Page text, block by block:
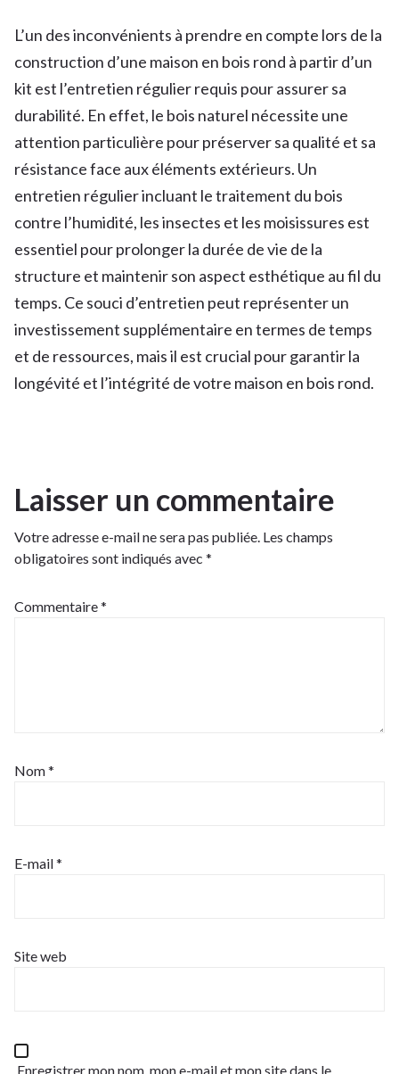
L’un des inconvénients à prendre en compte lors de la
construction d’une maison en bois rond à partir d’un
kit est l’entretien régulier requis pour assurer sa
durabilité. En effet, le bois naturel nécessite une
attention particulière pour préserver sa qualité et sa
résistance face aux éléments extérieurs. Un
entretien régulier incluant le traitement du bois
contre l’humidité, les insectes et les moisissures est
essentiel pour prolonger la durée de vie de la
structure et maintenir son aspect esthétique au fil du
temps. Ce souci d’entretien peut représenter un
investissement supplémentaire en termes de temps
et de ressources, mais il est crucial pour garantir la
longévité et l’intégrité de votre maison en bois rond.
Laisser un commentaire
Votre adresse e-mail ne sera pas publiée. Les champs
obligatoires sont indiqués avec *
Commentaire*
Nom*
E-mail*
Site web
Enregistrer mon nom, mon e-mail et mon site dans le